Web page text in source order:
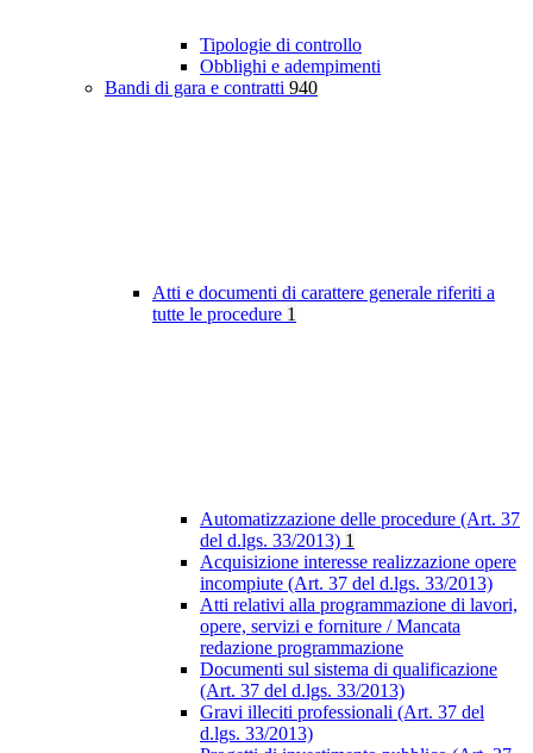
Tipologie di controllo
Obblighi e adempimenti
Bandi di gara e contratti 940
Atti e documenti di carattere generale riferiti a
tutte le procedure 1
Automatizzazione delle procedure (Art. 37
del d.lgs. 33/2013) 1
Acquisizione interesse realizzazione opere
incompiute (Art. 37 del d.lgs. 33/2013)
Atti relativi alla programmazione di lavori,
opere, servizi e forniture / Mancata
redazione programmazione
Documenti sul sistema di qualificazione
(Art. 37 del d.lgs. 33/2013)
Gravi illeciti professionali (Art. 37 del
d.lgs. 33/2013)